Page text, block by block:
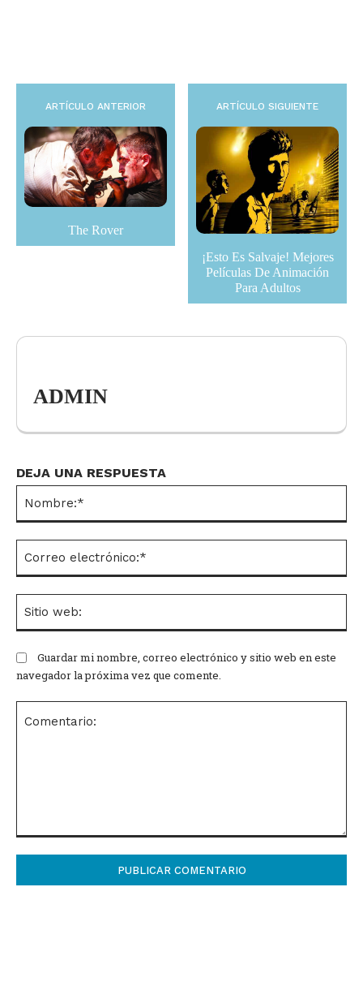
ARTÍCULO ANTERIOR
The Rover
ARTÍCULO SIGUIENTE
¡Esto Es Salvaje! Mejores
Películas De Animación
Para Adultos
ADMIN
DEJA UNA RESPUESTA
Comentario:
Guardar mi nombre, correo electrónico y sitio web en este
navegador la próxima vez que comente.